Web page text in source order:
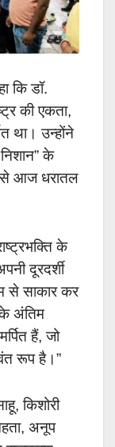
कि डॉ.
की एकता,
था। उन्होंने
के
आज धरातल
के
दूरदर्शी
से साकार कर
अंतिम
हैं, जो
रूप है।”
किशोरी
अनूप